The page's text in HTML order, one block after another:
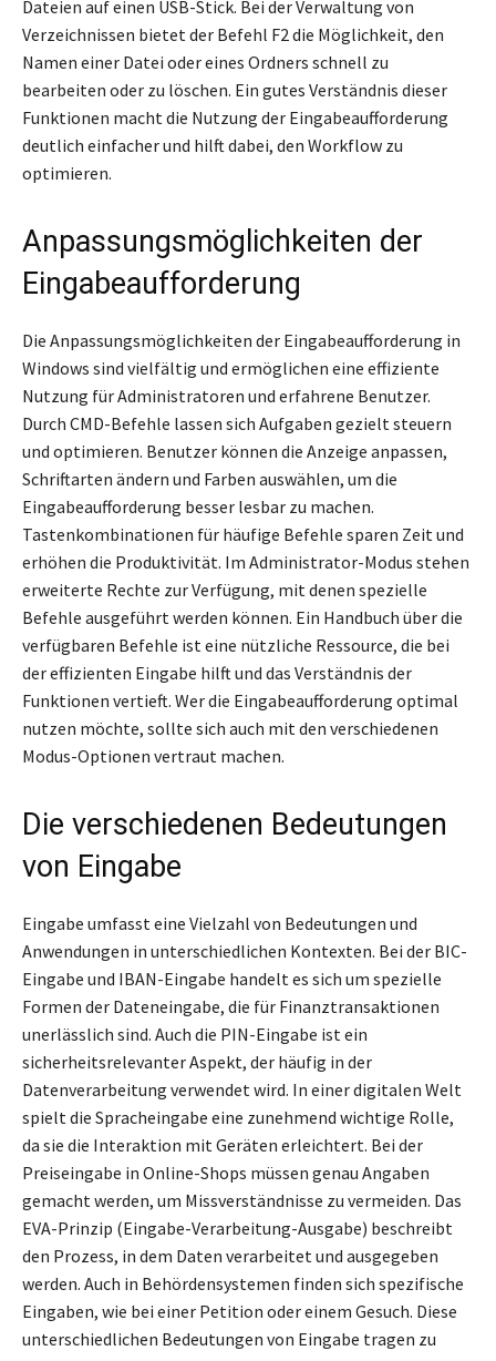
Dateien auf einen USB-Stick. Bei der Verwaltung von
Verzeichnissen bietet der Befehl F2 die Möglichkeit, den
Namen einer Datei oder eines Ordners schnell zu
bearbeiten oder zu löschen. Ein gutes Verständnis dieser
Funktionen macht die Nutzung der Eingabeaufforderung
deutlich einfacher und hilft dabei, den Workflow zu
optimieren.
Anpassungsmöglichkeiten der
Eingabeaufforderung
Die Anpassungsmöglichkeiten der Eingabeaufforderung in
Windows sind vielfältig und ermöglichen eine effiziente
Nutzung für Administratoren und erfahrene Benutzer.
Durch CMD-Befehle lassen sich Aufgaben gezielt steuern
und optimieren. Benutzer können die Anzeige anpassen,
Schriftarten ändern und Farben auswählen, um die
Eingabeaufforderung besser lesbar zu machen.
Tastenkombinationen für häufige Befehle sparen Zeit und
erhöhen die Produktivität. Im Administrator-Modus stehen
erweiterte Rechte zur Verfügung, mit denen spezielle
Befehle ausgeführt werden können. Ein Handbuch über die
verfügbaren Befehle ist eine nützliche Ressource, die bei
der effizienten Eingabe hilft und das Verständnis der
Funktionen vertieft. Wer die Eingabeaufforderung optimal
nutzen möchte, sollte sich auch mit den verschiedenen
Modus-Optionen vertraut machen.
Die verschiedenen Bedeutungen
von Eingabe
Eingabe umfasst eine Vielzahl von Bedeutungen und
Anwendungen in unterschiedlichen Kontexten. Bei der BIC-
Eingabe und IBAN-Eingabe handelt es sich um spezielle
Formen der Dateneingabe, die für Finanztransaktionen
unerlässlich sind. Auch die PIN-Eingabe ist ein
sicherheitsrelevanter Aspekt, der häufig in der
Datenverarbeitung verwendet wird. In einer digitalen Welt
spielt die Spracheingabe eine zunehmend wichtige Rolle,
da sie die Interaktion mit Geräten erleichtert. Bei der
Preiseingabe in Online-Shops müssen genau Angaben
gemacht werden, um Missverständnisse zu vermeiden. Das
EVA-Prinzip (Eingabe-Verarbeitung-Ausgabe) beschreibt
den Prozess, in dem Daten verarbeitet und ausgegeben
werden. Auch in Behördensystemen finden sich spezifische
Eingaben, wie bei einer Petition oder einem Gesuch. Diese
unterschiedlichen Bedeutungen von Eingabe tragen zu